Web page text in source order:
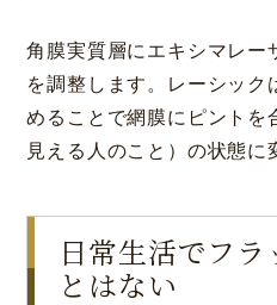
角膜実質層にエキシマレー
を調整します。レーシック
めることで網膜にピントを
見える人のこと）の状態に
日常生活でフ
とはない